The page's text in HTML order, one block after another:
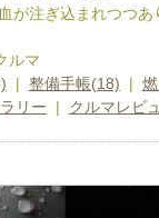
が注ぎ込まれつつあ
ルマ
| 整備手帳(18) |
リー | クルマレビ